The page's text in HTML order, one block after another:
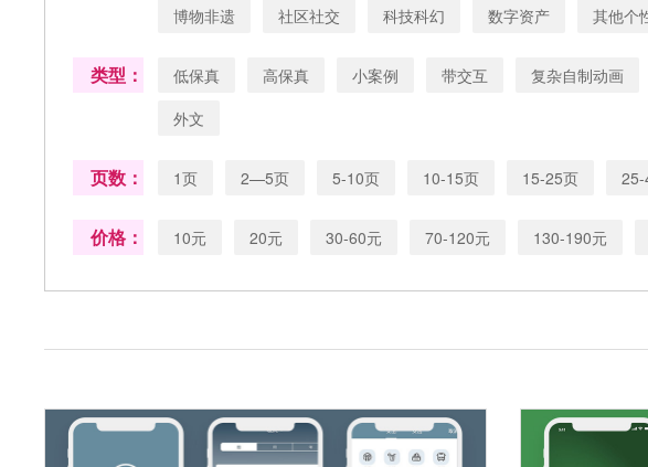
博物非遗
社区社交 科技科幻 数字资产 其他个
类型： 低保真 高保真 小案例 带交互 复杂自制动画
外文
页数： 1页 2—5页 5-10页 10-15页 15-25页
价格： 10元 20元 30-60元 70-120元 130-190元